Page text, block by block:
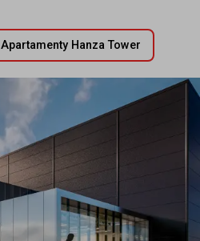
Apartamenty Hanza Tower